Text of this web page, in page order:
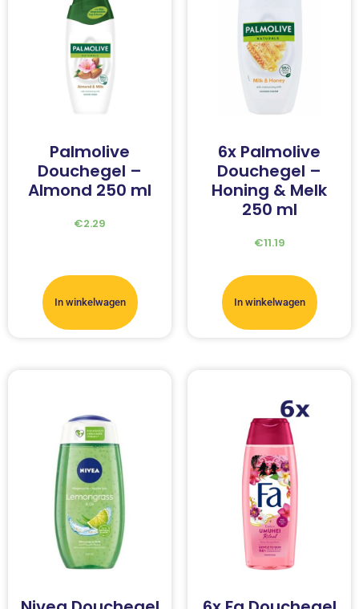
Palmolive
Douchegel –
Almond 250 ml
€2.29
In winkelwagen
6x Palmolive
Douchegel –
Honing & Melk
250 ml
€11.19
In winkelwagen